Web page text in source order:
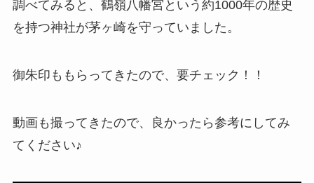
調べてみると、鶴嶺八幡宮という約1000年の歴史
を持つ神社が茅ヶ崎を守っていました。
御朱印ももらってきたので、要チェック！！
動画も撮ってきたので、良かったら参考にしてみ
てください♪